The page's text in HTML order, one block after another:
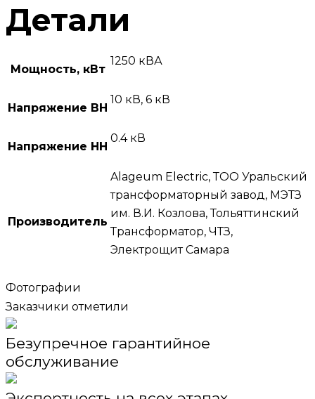
Детали
Мощность, кВт
1250 кВА
Напряжение ВН
10 кВ, 6 кВ
Напряжение НН
0.4 кВ
Производитель
Alageum Electric, ТОО Уральский
трансформаторный завод, МЭТЗ
им. В.И. Козлова, Тольяттинский
Трансформатор, ЧТЗ,
Электрощит Самара
Фотографии
Заказчики отметили
Безупречное гарантийное
обслуживание